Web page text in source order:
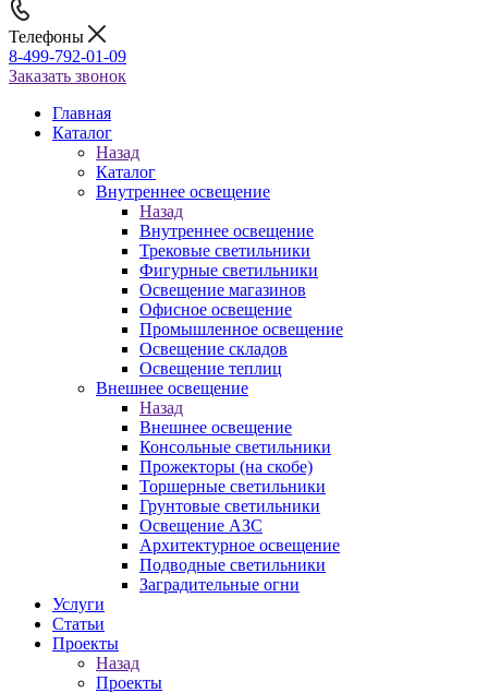
Телефоны
8-499-792-01-09
Заказать звонок
Главная
Каталог
Назад
Каталог
Внутреннее освещение
Назад
Внутреннее освещение
Трековые светильники
Фигурные светильники
Освещение магазинов
Офисное освещение
Промышленное освещение
Освещение складов
Освещение теплиц
Внешнее освещение
Назад
Внешнее освещение
Консольные светильники
Прожекторы (на скобе)
Торшерные светильники
Грунтовые светильники
Освещение АЗС
Архитектурное освещение
Подводные светильники
Заградительные огни
Услуги
Статьи
Проекты
Назад
Проекты